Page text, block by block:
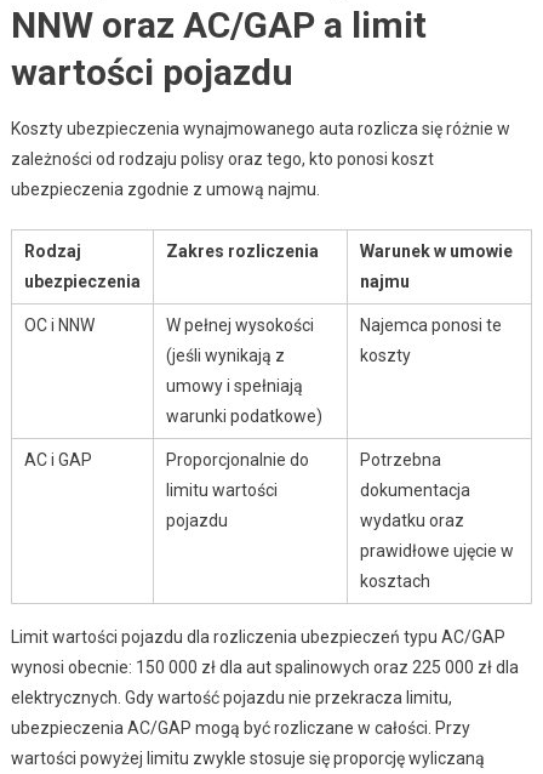
NNW oraz AC/GAP a limit
wartości pojazdu
Koszty ubezpieczenia wynajmowanego auta rozlicza się różnie w
zależności od rodzaju polisy oraz tego, kto ponosi koszt
ubezpieczenia zgodnie z umową najmu.
Rodzaj
ubezpieczenia
Zakres rozliczenia
Warunek w umowie
najmu
OC i NNW
W pełnej wysokości
(jeśli wynikają z
umowy i spełniają
warunki podatkowe)
Najemca ponosi te
koszty
AC i GAP
Proporcjonalnie do
limitu wartości
pojazdu
Potrzebna
dokumentacja
wydatku oraz
prawidłowe ujęcie w
kosztach
Limit wartości pojazdu dla rozliczenia ubezpieczeń typu AC/GAP
wynosi obecnie: 150 000 zł dla aut spalinowych oraz 225 000 zł dla
elektrycznych. Gdy wartość pojazdu nie przekracza limitu,
ubezpieczenia AC/GAP mogą być rozliczane w całości. Przy
wartości powyżej limitu zwykle stosuje się proporcję wyliczaną